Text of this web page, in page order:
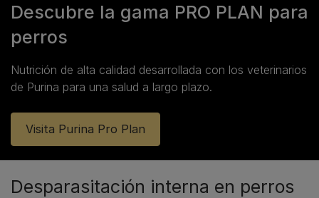
Descubre la gama PRO PLAN para
perros
Nutrición de alta calidad desarrollada con los veterinarios
de Purina para una salud a largo plazo.
Visita Purina Pro Plan
Desparasitación interna en perros